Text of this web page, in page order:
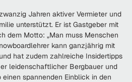
Jahren aktiver Vermieter und
unterstützt. Er ist Gastgeber mit
dem Motto: „Man muss Menschen
kann ganzjährig mit
hat zudem zahlreiche Insidertipps
leidenschaftlicher Bergbauer und
einen spannenden Einblick in den